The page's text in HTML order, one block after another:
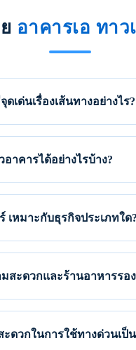
อาคารเอ ทาว
เด่นเรื่องเส้นทางอย่างไร?
าคารได้อย่างไรบ้าง?
เหมาะกับธุรกิจประเภทใด?
สะดวกและร้านอาหารร
ดวกในการใช้ทางด่วนเป็น